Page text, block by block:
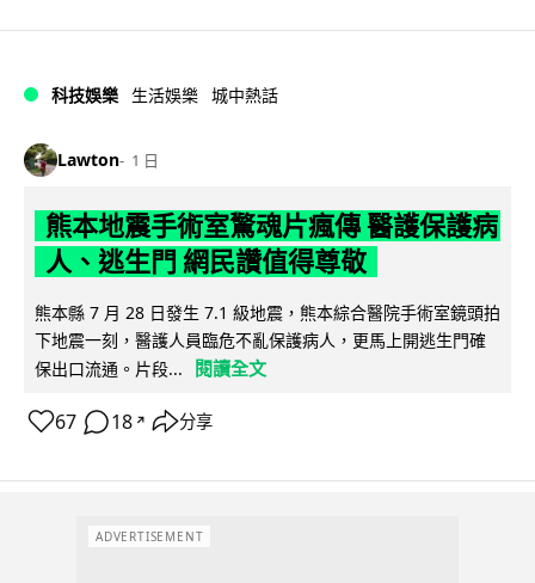
科技娛樂 生活娛樂 城中熱話
Lawton 1 日
熊本地震手術室驚魂片瘋傳 醫護保護病
人、逃生門 網民讚值得尊敬
熊本縣 7 月 28 日發生 7.1 級地震，熊本綜合醫院手術室鏡頭拍
下地震一刻，醫護人員臨危不亂保護病人，更馬上開逃生門確
保出口流通。片段...
閱讀全文
67 18 ↗ 分享
ADVERTISEMENT